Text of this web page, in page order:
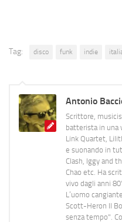
Tag: disco funk indie
Antonio
Scrittore,
batterista in una
Link Quartet,
e suonando in
Clash, Iggy and
Chao etc. Ha
vivo dagli anni
L’uomo
Scott-Heron Il
senza tempo".